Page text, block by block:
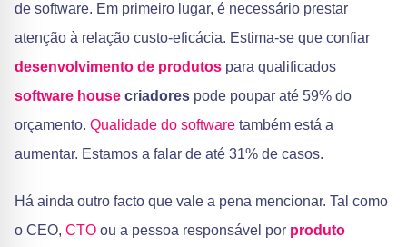
de software. Em primeiro lugar, é necessário prestar
atenção à relação custo-eficácia. Estima-se que confiar
desenvolvimento de produtos para qualificados
software house criadores pode poupar até 59% do
orçamento. Qualidade do software também está a
aumentar. Estamos a falar de até 31% de casos.
Há ainda outro facto que vale a pena mencionar. Tal como
o CEO, CTO ou a pessoa responsável por produto